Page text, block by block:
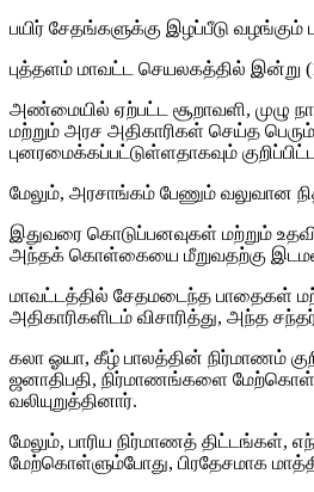
பயிர் சேதங்களுக்கு இழப்பீடு வழங்கும்
புத்தளம் மாவட்ட செயலகத்தில் இன்று
அண்மையில் ஏற்பட்ட சூறாவளி, முழு
மற்றும் அரச அதிகாரிகள் செய்த
புனரமைக்கப்பட்டுள்ளதாகவும்
மேலும், அரசாங்கம் பேணும் வலுவான
இதுவரை கொடுப்பனவுகள் மற்றும்
அந்தக் கொள்கையை மீறுவதற்கு
மாவட்டத்தில் சேதமடைந்த பாதைகள்
அதிகாரிகளிடம் விசாரித்து, அந்த
கலா ​​ஓயா, கீழ் பாலத்தின் நிர்மாணம்
ஜனாதிபதி, நிர்மாணங்களை
வலியுறுத்தினார்.
மேலும், பாரிய நிர்மாணத்
மேற்கொள்ளும்போது, ​​பிரதேசமாக